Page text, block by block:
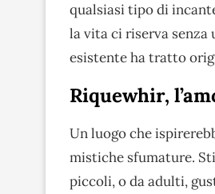
qualsiasi tipo di
la vita ci riserva senza
esistente ha tratto
Riquewhir,
Un luogo che
mistiche sfumature.
piccoli, o da adulti,